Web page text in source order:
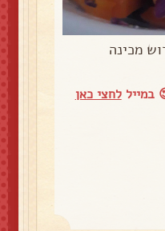
מכינה
במייללחצי כאן